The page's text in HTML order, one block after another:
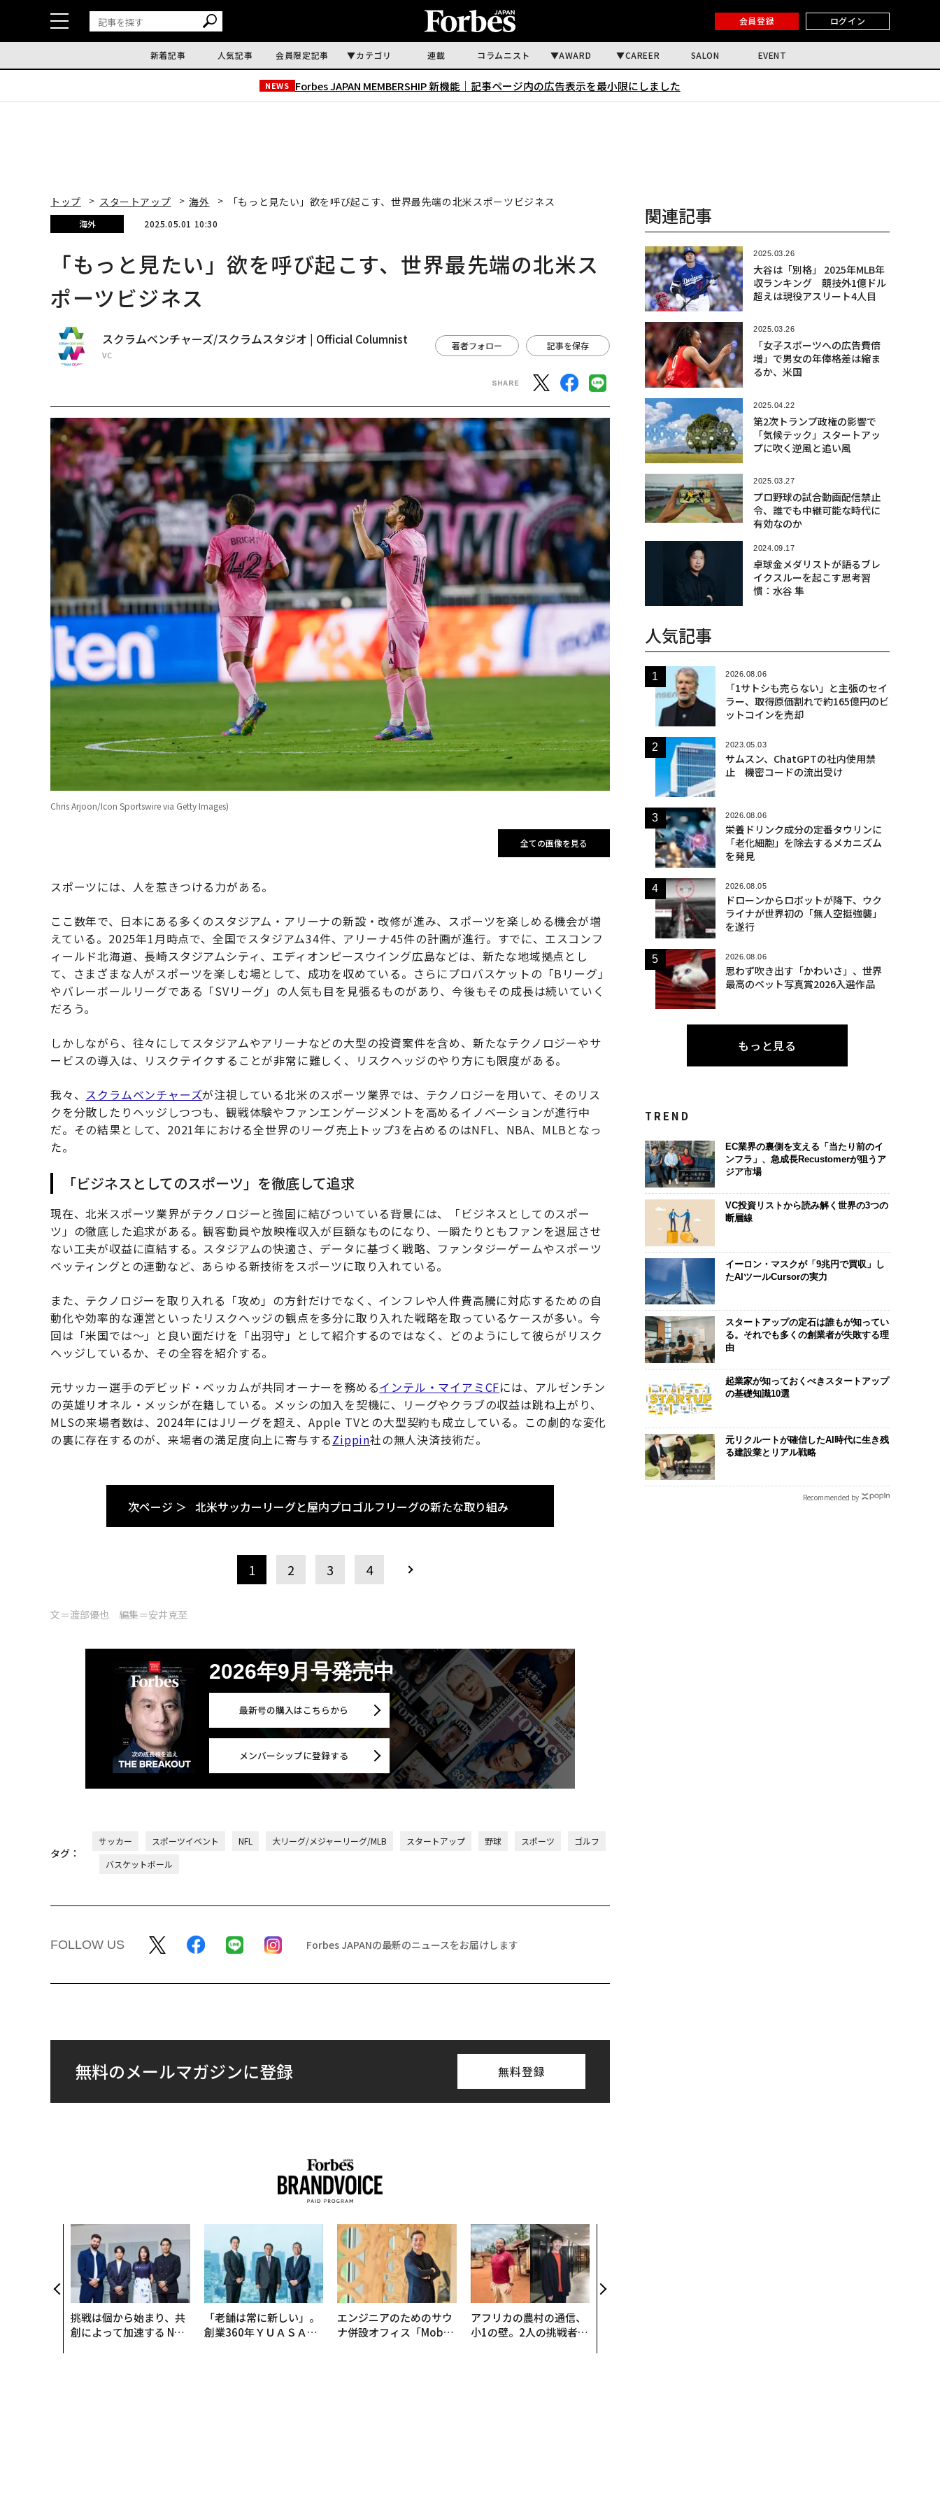
会員登録 ログイン
新着記事 人気記事 会員限定記事 カテゴリ 連載 コラムニスト AWARD CAREER SALON EVENT
NEWS Forbes JAPAN MEMBERSHIP 新機能｜ 記事ページ内の広告表示を最小限にしました
トップ スタートアップ 海外 「もっと見たい」欲を呼び起こす、世界最先端の北米スポーツビジネス
海外 2025.05.01 10:30
「もっと見たい」欲を呼び起こす、世界最先端の北米ス
ポーツビジネス
スクラムベンチャーズ/スクラムスタジオ | Official Columnist
VC
著者フォロー 記事を保存
Chris Arjoon/Icon Sportswire via Getty Images)
全ての画像を見る
スポーツには、人を惹きつける力がある。
ここ数年で、日本にある多くのスタジアム・アリーナの新設・改修が進み、スポーツを楽しめる機会が増
えている。2025年1月時点で、全国でスタジアム34件、アリーナ45件の計画が進行。すでに、エスコンフ
ィールド北海道、長崎スタジアムシティ、エディオンピースウイング広島などは、新たな地域拠点とし
て、さまざまな人がスポーツを楽しむ場として、成功を収めている。さらにプロバスケットの「Bリーグ」
やバレーボールリーグである「SVリーグ」の人気も目を見張るものがあり、今後もその成長は続いていく
だろう。
しかしながら、往々にしてスタジアムやアリーナなどの大型の投資案件を含め、新たなテクノロジーやサ
ービスの導入は、リスクテイクすることが非常に難しく、リスクヘッジのやり方にも限度がある。
我々、 スクラムベンチャーズが注視している北米のスポーツ業界では、テクノロジーを用いて、そのリス
クを分散したりヘッジしつつも、観戦体験やファンエンゲージメントを高めるイノベーションが進行中
だ。その結果として、2021年における全世界のリーグ売上トップ3を占めるのはNFL、NBA、MLBとなっ
た。
「ビジネスとしてのスポーツ」を徹底して追求
現在、北米スポーツ業界がテクノロジーと強固に結びついている背景には、「ビジネスとしてのスポー
ツ」の徹底した追求がある。観客動員や放映権収入が巨額なものになり、一瞬たりともファンを退屈させ
ない工夫が収益に直結する。スタジアムの快適さ、データに基づく戦略、ファンタジーゲームやスポーツ
ベッティングとの連動など、あらゆる新技術をスポーツに取り入れている。
また、テクノロジーを取り入れる「攻め」の方針だけでなく、インフレや人件費高騰に対応するための自
動化や効率的な運営といったリスクヘッジの観点を多分に取り入れた戦略を取っているケースが多い。今
回は「米国では～」と良い面だけを「出羽守」として紹介するのではなく、どのようにして彼らがリスク
ヘッジしているか、その全容を紹介する。
元サッカー選手のデビッド・ベッカムが共同オーナーを務めるインテル・マイアミCFには、アルゼンチン
の英雄リオネル・メッシが在籍している。メッシの加入を契機に、リーグやクラブの収益は跳ね上がり、
MLSの来場者数は、2024年にはJリーグを超え、Apple TVとの大型契約も成立している。この劇的な変化
の裏に存在するのが、来場者の満足度向上に寄与するZippin社の無人決済技術だ。
次ページ ＞ 北米サッカーリーグと屋内プロゴルフリーグの新たな取り組み
1 2 3 4
文＝渡部優也 編集＝安井克至
2026年9月号発売中
最新号の購入はこちらから
メンバーシップに登録する
タグ：
サッカー スポーツイベント NFL 大リーグ/メジャーリーグ/MLB スタートアップ 野球 スポーツ
ゴルフ
バスケットボール
FOLLOW US Forbes JAPANの最新のニュースをお届けします
無料のメールマガジンに登録 無料登録
挑戦は個から始まり、共
創によって加速する NOR
「老舗は常に新しい」。
創業360年ＹＵＡＳＡと
エンジニアのためのサウ
ナ併設オフィス「Mobiu
アフリカの農村の通信、
小1の壁。2人の挑戦者が
関連記事
2025.03.26
大谷は「別格」 2025年MLB年
収ランキング 競技外1億ドル
超えは現役アスリート4人目
2025.03.26
「女子スポーツへの広告費倍
増」で男女の年俸格差は縮ま
るか、米国
2025.04.22
第2次トランプ政権の影響で
「気候テック」スタートアッ
プに吹く逆風と追い風
2025.03.27
プロ野球の試合動画配信禁止
令、誰でも中継可能な時代に
有効なのか
2024.09.17
卓球金メダリストが語るブレ
イクスルーを起こす思考習
慣：水谷 隼
人気記事
2026.08.06
「1サトシも売らない」と主張のセイ
ラー、取得原価割れで約165億円のビ
ットコインを売却
2023.05.03
サムスン、ChatGPTの社内使用禁
止 機密コードの流出受け
2026.08.06
栄養ドリンク成分の定番タウリンに
「老化細胞」を除去するメカニズム
を発見
2026.08.05
ドローンからロボットが降下、ウク
ライナが世界初の「無人空挺強襲」
を遂行
2026.08.06
思わず吹き出す「かわいさ」、世界
最高のペット写真賞2026入選作品
もっと見る
TREND
EC業界の裏側を支える「当たり前のイ
ンフラ」、急成長Recustomerが狙うア
ジア市場
VC投資リストから読み解く世界の3つの
断層線
イーロン・マスクが「9兆円で買収」し
たAIツールCursorの実力
スタートアップの定石は誰もが知ってい
る。それでも多くの創業者が失敗する理
由
起業家が知っておくべきスタートアップ
の基礎知識10選
元リクルートが確信したAI時代に生き残
る建設業とリアル戦略
Recommended by